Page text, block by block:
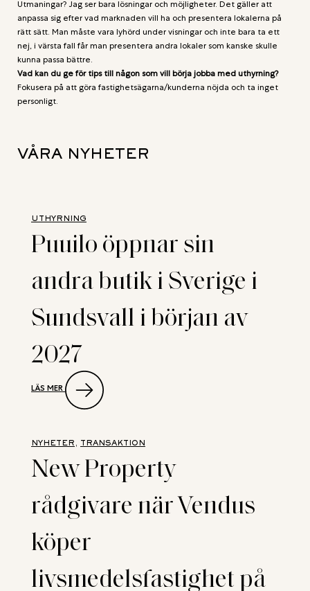
Utmaningar? Jag ser bara lösningar och möjligheter. Det gäller att
anpassa sig efter vad marknaden vill ha och presentera lokalerna på
rätt sätt. Man måste vara lyhörd under visningar och inte bara ta ett
nej, i värsta fall får man presentera andra lokaler som kanske skulle
kunna passa bättre.
Vad kan du ge för tips till någon som vill börja jobba med uthyrning?
Fokusera på att göra fastighetsägarna/kunderna nöjda och ta inget
personligt.
VÅRA NYHETER
UTHYRNING
Puuilo öppnar sin
andra butik i Sverige i
Sundsvall i början av
2027
LÄS MER
PUUILO
BUTIK
SVERIGE
I
I
BÖRJAN
NYHETER TRANSAKTION
New Property
rådgivare när Vendus
köper
livsmedelsfastighet på